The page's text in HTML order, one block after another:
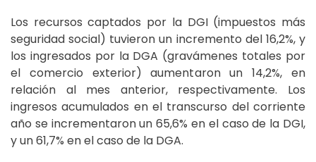
Los recursos captados por la DGI (impuestos más
seguridad social) tuvieron un incremento del 16,2%, y
los ingresados por la DGA (gravámenes totales por
el comercio exterior) aumentaron un 14,2%, en
relación al mes anterior, respectivamente. Los
ingresos acumulados en el transcurso del corriente
año se incrementaron un 65,6% en el caso de la DGI,
y un 61,7% en el caso de la DGA.